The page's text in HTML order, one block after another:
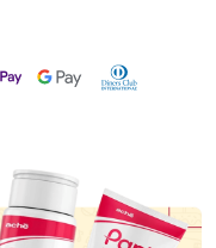
Google PayDiners Club